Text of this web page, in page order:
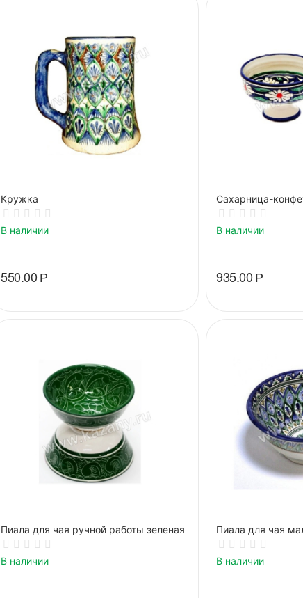
Кружка
В наличии
550.00Р
Сахарница-
В наличии
935.00Р
Пиала для чая ручной работы зеленая
В наличии
Пиала для чая
В наличии